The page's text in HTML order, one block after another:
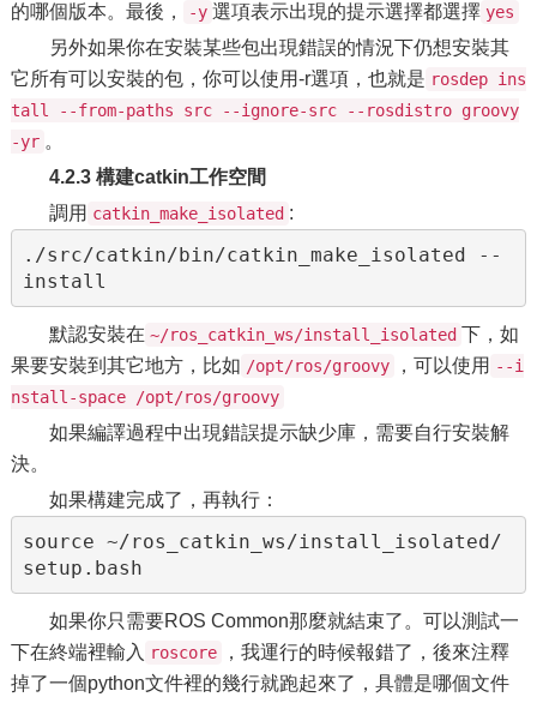
的哪個版本。最後，
-y 選項表示出現的提示選擇都選擇 yes
另外如果你在安裝某些包出現錯誤的情況下仍想安裝其
它所有可以安裝的包，你可以使用-r選項，也就是 rosdep ins
tall --from-paths src --ignore-src --rosdistro groovy
-yr 。
4.2.3 構建catkin工作空間
調用 catkin_make_isolated :
./src/catkin/bin/catkin_make_isolated --
默認安裝在 ~/ros_catkin_ws/install_isolated 下，如
果要安裝到其它地方，比如 /opt/ros/groovy ，可以使用 --i
nstall-space /opt/ros/groovy
如果編譯過程中出現錯誤提示缺少庫，需要自行安裝解
決。
如果構建完成了，再執行：
source ~/ros_catkin_ws/install_isolated/
如果你只需要ROS Common那麼就結束了。可以測試一
下在終端裡輸入 roscore
，我運行的時候報錯了，後來注釋
掉了一個python文件裡的幾行就跑起來了，具體是哪個文件